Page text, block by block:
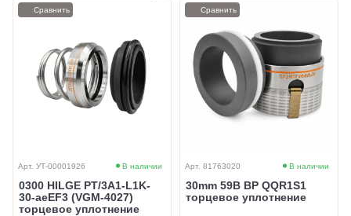
Арт. УТ-00001926 В наличии
0300 HILGE PT/3A1-L1K-
30-aeEF3 (VGM-4027)
торцевое уплотнение
Сравнить
Арт. 81763020 В наличии
30mm 59B BP QQR1S1
торцевое уплотнение
Сравнить